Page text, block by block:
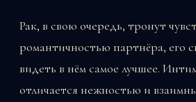
Рак, в свою очередь, тронут
романтичностью партнёра, его
видеть в нём самое лучшее.
отличается нежностью и